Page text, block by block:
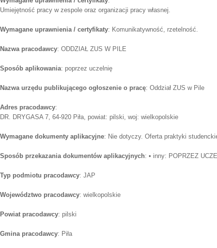
Umiejętność pracy w zespole oraz organizacji pracy własnej.
Wymagane uprawnienia / certyfikaty: Komunikatywność, rzetelność.
Nazwa pracodawcy: ODDZIAŁ ZUS W PILE
Sposób aplikowania: poprzez uczelnię
Nazwa urzędu publikującego ogłoszenie o pracę: Oddział ZUS w Pile
Adres pracodawcy:
DR. DRYGASA 7, 64-920 Piła, powiat: pilski, woj: wielkopolskie
Wymagane dokumenty aplikacyjne: Nie dotyczy. Oferta praktyki
Sposób przekazania dokumentów aplikacyjnych: • inny: POPRZEZ
Typ podmiotu pracodawcy: JAP
Województwo pracodawcy: wielkopolskie
Powiat pracodawcy: pilski
Gmina pracodawcy: Piła